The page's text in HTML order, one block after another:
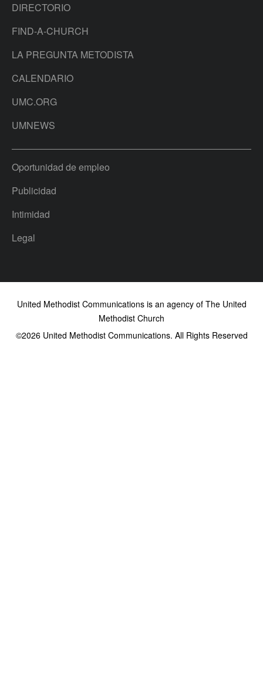
DIRECTORIO
FIND-A-CHURCH
LA PREGUNTA METODISTA
CALENDARIO
UMC.ORG
UMNEWS
Oportunidad de empleo
Publicidad
Intimidad
Legal
United Methodist Communications is an agency of The United
Methodist Church
©2026United Methodist Communications. All Rights Reserved